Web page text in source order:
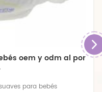
oem y odm al por
para bebés